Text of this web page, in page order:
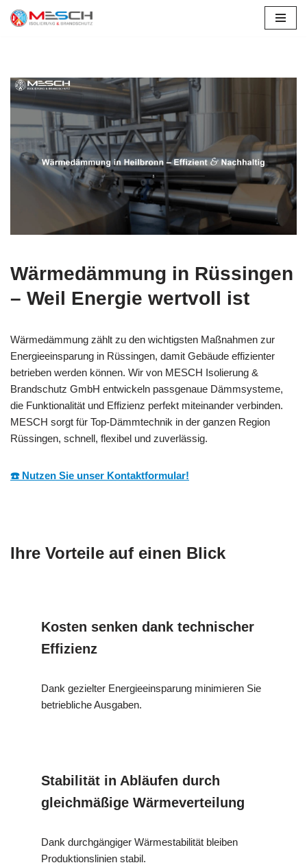
Wärmedämmung in Rüssingen
– Weil Energie wertvoll ist
Wärmedämmung zählt zu den wichtigsten Maßnahmen zur
Energieeinsparung in Rüssingen, damit Gebäude effizienter
betrieben werden können. Wir von MESCH Isolierung &
Brandschutz GmbH entwickeln passgenaue Dämmsysteme,
die Funktionalität und Effizienz perfekt miteinander verbinden.
MESCH sorgt für Top-Dämmtechnik in der ganzen Region
Rüssingen, schnell, flexibel und zuverlässig.
☎️ Nutzen Sie unser Kontaktformular!
Ihre Vorteile auf einen Blick
Kosten senken dank technischer
Effizienz
Dank gezielter Energieeinsparung minimieren Sie
betriebliche Ausgaben.
Stabilität in Abläufen durch
gleichmäßige Wärmeverteilung
Dank durchgängiger Wärmestabilität bleiben
Produktionslinien stabil.